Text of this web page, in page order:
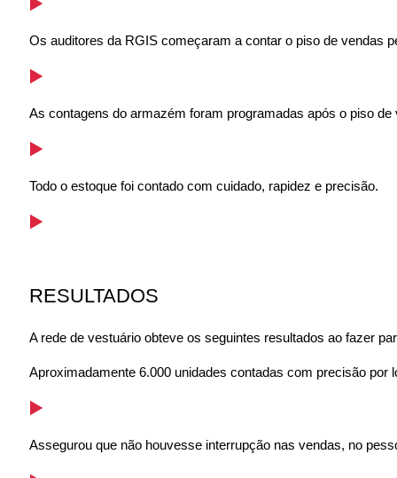
Os auditores da RGIS começaram a contar o piso de vendas
As contagens do armazém foram programadas após o piso de
Todo o estoque foi contado com cuidado, rapidez e precisão.
RESULTADOS
A rede de vestuário obteve os seguintes resultados ao fazer
Aproximadamente 6.000 unidades contadas com precisão
Assegurou que não houvesse interrupção nas vendas, no